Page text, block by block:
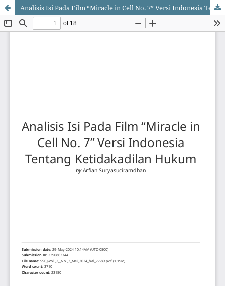
Analisis Isi Pada Film “Miracle in Cell No. 7” Versi Indonesia Tentang Ketidakadilan Hukum